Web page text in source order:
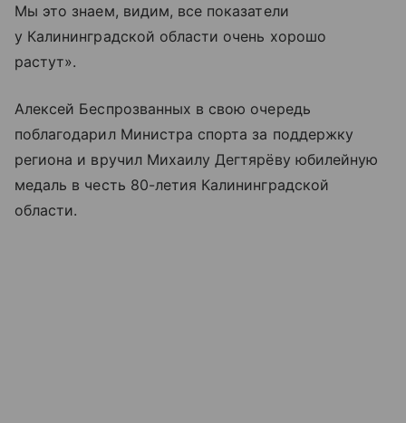
Мы это знаем, видим, все показатели
у Калининградской области очень хорошо
растут».
Алексей Беспрозванных в свою очередь
поблагодарил Министра спорта за поддержку
региона и вручил Михаилу Дегтярёву юбилейную
медаль в честь 80-летия Калининградской
области.